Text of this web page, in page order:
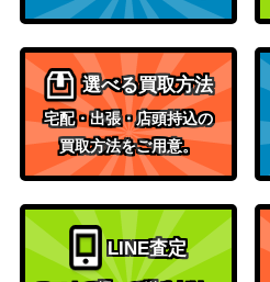
選べる買取方法
宅配・出張・店頭持込の
買取方法をご用意。
LINE査定